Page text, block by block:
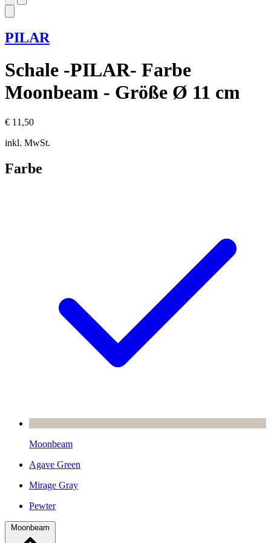
PILAR
Schale -PILAR- Farbe
Moonbeam - Größe Ø 11 cm
€ 11,50
inkl. MwSt.
Farbe
Moonbeam
Agave Green
Mirage Gray
Pewter
Moonbeam